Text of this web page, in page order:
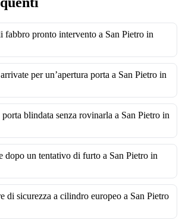
fabbro pronto intervento a San Pietro in
per un’apertura porta a San Pietro in
blindata senza rovinarla a San Pietro in
dopo un tentativo di furto a San Pietro in
di sicurezza a cilindro europeo a San Pietro